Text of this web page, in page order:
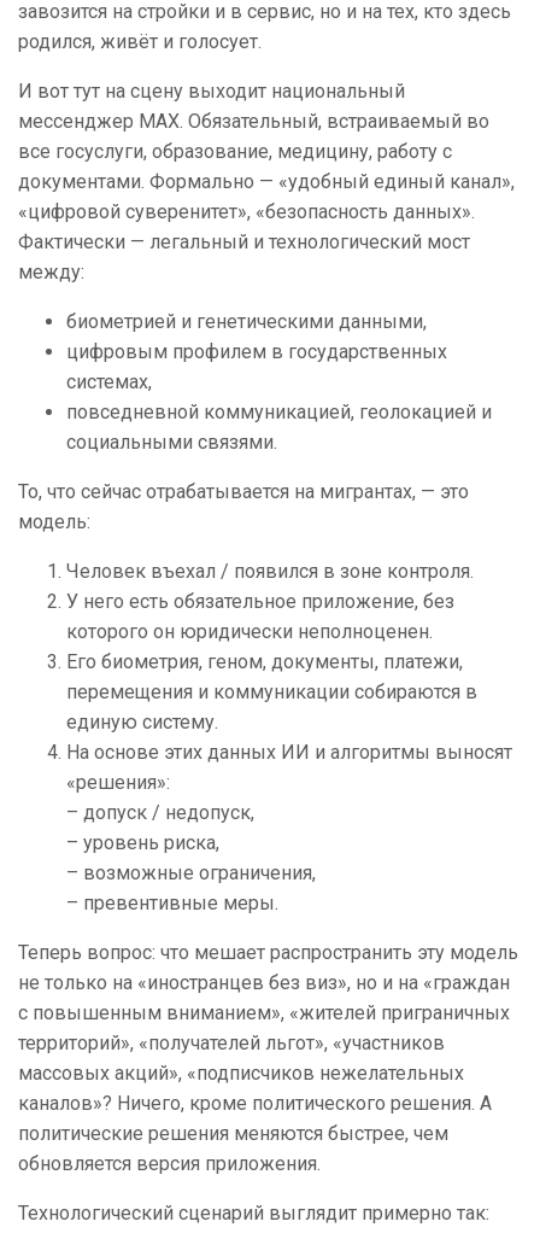
завозится на стройки и в сервис, но и на тех, кто здесь
родился, живёт и голосует.
И вот тут на сцену выходит национальный
мессенджер MAX. Обязательный, встраиваемый во
все госуслуги, образование, медицину, работу с
документами. Формально — «удобный единый канал»,
«цифровой суверенитет», «безопасность данных».
Фактически — легальный и технологический мост
между:
биометрией и генетическими данными,
цифровым профилем в государственных
системах,
повседневной коммуникацией, геолокацией и
социальными связями.
То, что сейчас отрабатывается на мигрантах, — это
модель:
Человек въехал / появился в зоне контроля.
У него есть обязательное приложение, без
которого он юридически неполноценен.
Его биометрия, геном, документы, платежи,
перемещения и коммуникации собираются в
единую систему.
На основе этих данных ИИ и алгоритмы выносят
«решения»:
– допуск / недопуск,
– уровень риска,
– возможные ограничения,
– превентивные меры.
Теперь вопрос: что мешает распространить эту модель
не только на «иностранцев без виз», но и на «граждан
с повышенным вниманием», «жителей приграничных
территорий», «получателей льгот», «участников
массовых акций», «подписчиков нежелательных
каналов»? Ничего, кроме политического решения. А
политические решения меняются быстрее, чем
обновляется версия приложения.
Технологический сценарий выглядит примерно так: